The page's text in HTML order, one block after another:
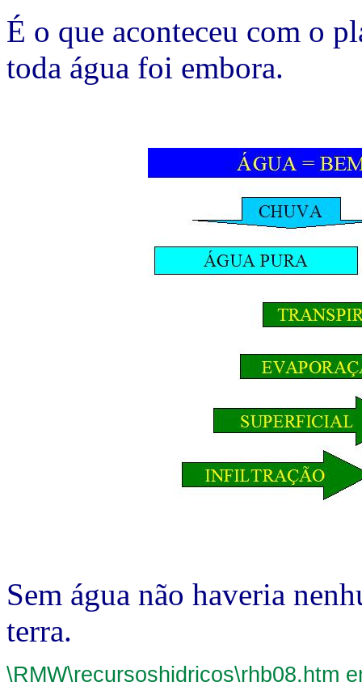
É o que aconteceu com o
toda água foi embora.
Sem água não haveria
terra.
\RMW\recursoshidricos\rhb08.htm